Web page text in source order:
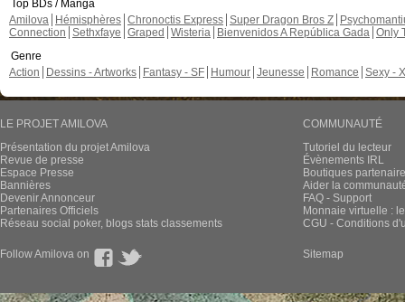
Top BDs / Manga
Amilova
Hémisphères Chronoctis Express Super Dragon Bros Z
Connection Sethxfaye Graped Wisteria Bienvenidos A República Gada Only
Genre
Action
Dessins - Artworks Fantasy - SF Humour Jeunesse Romance Sexy -
LE PROJET AMILOVA
Présentation du projet Amilova
Revue de presse
Espace Presse
Bannières
Devenir Annonceur
Partenaires Officiels
Réseau social poker, blogs stats classements
COMMUNAUTÉ
Tutoriel du lecteur
Évènements IRL
Boutiques
Aider la
FAQ - Support
Monnaie virtuelle :
CGU - Conditions
Follow Amilova on Sitemap